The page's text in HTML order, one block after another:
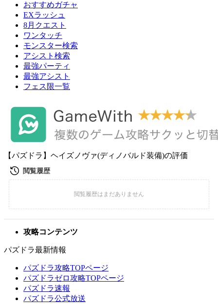
おすすめガチャ
EXラッシュ
8月クエスト
ワンタッチ
モンスター検索
アシスト検索
最強パーティ
最強アシスト
フェス限一覧
【パズドラ】ヘイズノヴァ(ディノバルド装備)の評価
攻略コンテンツ
パズドラ最新情報
パズドラ攻略TOPページ
パズドラゼロ攻略TOPページ
パズドラ速報
パズドラ公式放送